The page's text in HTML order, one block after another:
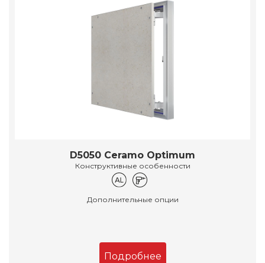
D5050 Ceramo Optimum
Конструктивные особенности
Дополнительные опции
Подробнее